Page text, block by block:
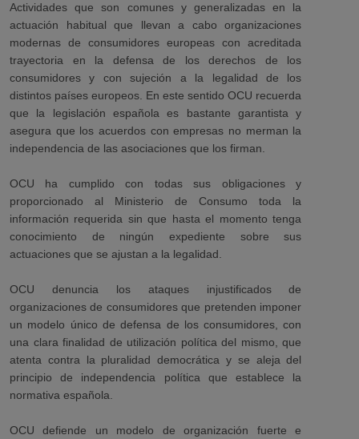
Actividades que son comunes y generalizadas en la
actuación habitual que llevan a cabo organizaciones
modernas de consumidores europeas con acreditada
trayectoria en la defensa de los derechos de los
consumidores y con sujeción a la legalidad de los
distintos países europeos. En este sentido OCU recuerda
que la legislación española es bastante garantista y
asegura que los acuerdos con empresas no merman la
independencia de las asociaciones que los firman.
OCU ha cumplido con todas sus obligaciones y
proporcionado al Ministerio de Consumo toda la
información requerida sin que hasta el momento tenga
conocimiento de ningún expediente sobre sus
actuaciones que se ajustan a la legalidad.
OCU denuncia los ataques injustificados de
organizaciones de consumidores que pretenden imponer
un modelo único de defensa de los consumidores, con
una clara finalidad de utilización política del mismo, que
atenta contra la pluralidad democrática y se aleja del
principio de independencia política que establece la
normativa española.
OCU defiende un modelo de organización fuerte e